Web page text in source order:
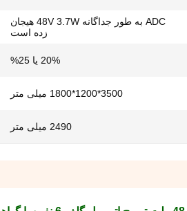
ADC به طور جداگانه 48V 3.7W هیجان
زده است
20% یا 25%
3500*1200*1800 میلی متر
2490 میلی متر